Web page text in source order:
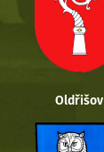
Oldřišov